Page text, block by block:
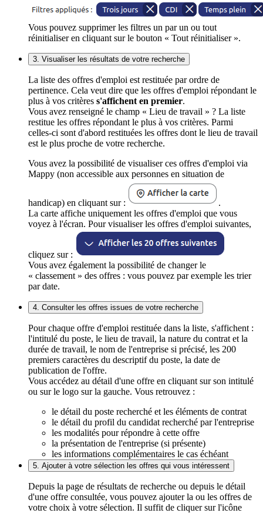
Vous pouvez supprimer les filtres un par un ou tout
réinitialiser en cliquant sur le bouton « Tout réinitialiser ».
3. Visualiser les résultats de votre recherche
La liste des offres d'emploi est restituée par ordre de
pertinence. Cela veut dire que les offres d'emploi répondant le
plus à vos critères s'affichent en premier.
Vous avez renseigné le champ « Lieu de travail » ? La liste
restitue les offres répondant le plus à vos critères. Parmi
celles-ci sont d'abord restituées les offres dont le lieu de travail
est le plus proche de votre recherche.
Vous avez la possibilité de visualiser ces offres d'emploi via
Mappy (non accessible aux personnes en situation de
handicap) en cliquant sur :
.
La carte affiche uniquement les offres d'emploi que vous
voyez à l'écran. Pour visualiser les offres d'emploi suivantes,
cliquez sur :
Vous avez également la possibilité de changer le
« classement » des offres : vous pouvez par exemple les trier
par date.
4. Consulter les offres issues de votre recherche
Pour chaque offre d'emploi restituée dans la liste, s'affichent :
l'intitulé du poste, le lieu de travail, la nature du contrat et la
durée de travail, le nom de l'entreprise si précisé, les 200
premiers caractères du descriptif du poste, la date de
publication de l'offre.
Vous accédez au détail d'une offre en cliquant sur son intitulé
ou sur le logo sur la gauche. Vous retrouvez :
le détail du poste recherché et les éléments de contrat
le détail du profil du candidat recherché par l'entreprise
les modalités pour répondre à cette offre
la présentation de l'entreprise (si présente)
les informations complémentaires le cas échéant
5. Ajouter à votre sélection les offres qui vous intéressent
Depuis la page de résultats de recherche ou depuis le détail
d'une offre consultée, vous pouvez ajouter la ou les offres de
votre choix à votre sélection. Il suffit de cliquer sur l'icône